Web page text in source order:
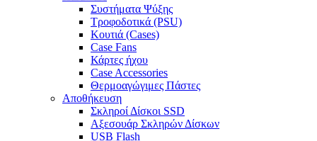
Συστήματα Ψύξης
Τροφοδοτικά (PSU)
Κουτιά (Cases)
Case Fans
Κάρτες ήχου
Case Accessories
Θερμοαγώγιμες Πάστες
Αποθήκευση
Σκληροί Δίσκοι SSD
Αξεσουάρ Σκληρών Δίσκων
USB Flash